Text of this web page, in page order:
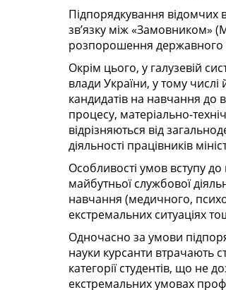
Підпорядкування
зв’язку між «Замовником»
розпорошення державного
Окрім цього, у галузевій
влади України, у тому
кандидатів на навчання до
процесу, матеріально-
відрізняються від
діяльності працівників
Особливості умов вступу
майбутньої службової
навчання (медичного,
екстремальних ситуаціях
Одночасно за умови
науки курсанти втрачають
категорії студентів, що не
екстремальних умовах